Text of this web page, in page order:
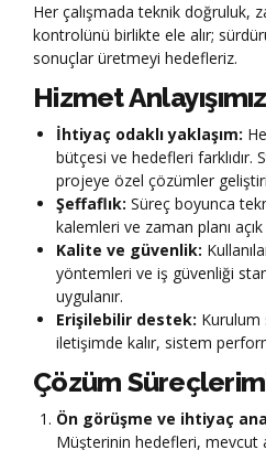
Her çalışmada teknik doğruluk,
kontrolünü birlikte ele alır;
sonuçlar üretmeyi hedefleriz.
Hizmet Anlayışımız
İhtiyaç odaklı yaklaşım:
bütçesi ve hedefleri farklıdır.
projeye özel çözümler
Şeffaflık: Süreç boyunca
kalemleri ve zaman planı açık
Kalite ve güvenlik:
yöntemleri ve iş güvenliği
uygulanır.
Erişilebilir destek: Kurulum
iletişimde kalır, sistem
Çözüm
Ön görüşme ve ihtiyaç
Müşterinin hedefleri, mevcut